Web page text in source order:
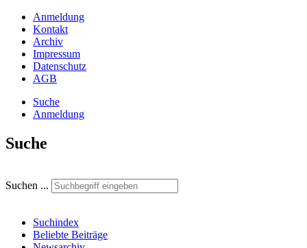
Anmeldung
Kontakt
Archiv
Impressum
Datenschutz
AGB
Suche
Anmeldung
Suche
Suchen ...
Suchindex
Beliebte Beiträge